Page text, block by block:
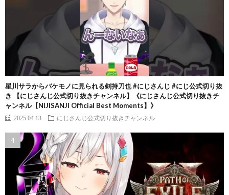
星川サラからバケモノに見られる剣持刀也 #にじさんじ #にじ公式切り抜
き 【にじさんじ公式切り抜きチャンネル】《にじさんじ公式切り抜きチ
ャンネル【NIJISANJI Official Best Moments】》
2025.04.13 にじさんじ公式切り抜きチャンネル